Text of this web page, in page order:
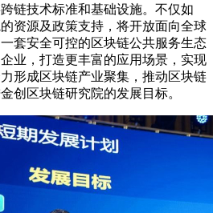
链技术标准和基础设施。不仅如
资源及政策支持，将开放面向全球
套安全可控的区块链公共服务生态
业，打造更丰富的应用场景，实现
形成区块链产业聚集，推动区块链
创区块链研究院的发展目标。